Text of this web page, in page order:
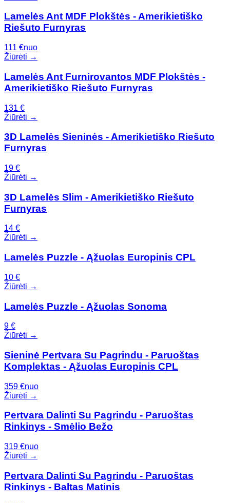
Lamelės Ant MDF Plokštės - Amerikietiško
Riešuto Furnyras
111 €nuo
Žiūrėti →
Lamelės Ant Furnirovantos MDF Plokštės -
Amerikietiško Riešuto Furnyras
131 €
Žiūrėti →
3D Lamelės Sieninės - Amerikietiško Riešuto
Furnyras
19 €
Žiūrėti →
3D Lamelės Slim - Amerikietiško Riešuto
Furnyras
14 €
Žiūrėti →
Lamelės Puzzle - Ąžuolas Europinis CPL
10 €
Žiūrėti →
Lamelės Puzzle - Ąžuolas Sonoma
9 €
Žiūrėti →
Sieninė Pertvara Su Pagrindu - Paruoštas
Komplektas - Ąžuolas Europinis CPL
359 €nuo
Žiūrėti →
Pertvara Dalinti Su Pagrindu - Paruoštas
Rinkinys - Smėlio Bežo
319 €nuo
Žiūrėti →
Pertvara Dalinti Su Pagrindu - Paruoštas
Rinkinys - Baltas Matinis